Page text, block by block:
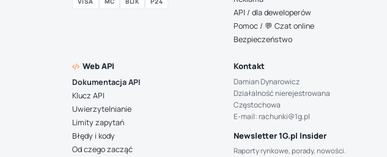
API / dla deweloperów
Pomoc / 💬 Czat online
Bezpieczeństwo
Web API
Dokumentacja API
Klucz API
Uwierzytelnianie
Limity zapytań
Błędy i kody
Od czego zacząć
Kontakt
Damian Dynarowicz
Działalność nierejestrowana
Częstochowa
E-mail: rachunki@1g.pl
Newsletter 1G.pl Insider
Raporty rynkowe, porady, nowości.